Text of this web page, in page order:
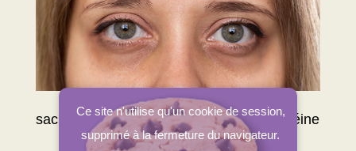
Pour plus d'efficacité, optez pour des
sachets de thé vert ou noir, riches en caféine
et en antioxydants.
Ce site n'utilise qu'un cookie de session,
supprimé à la fermeture du navigateur.